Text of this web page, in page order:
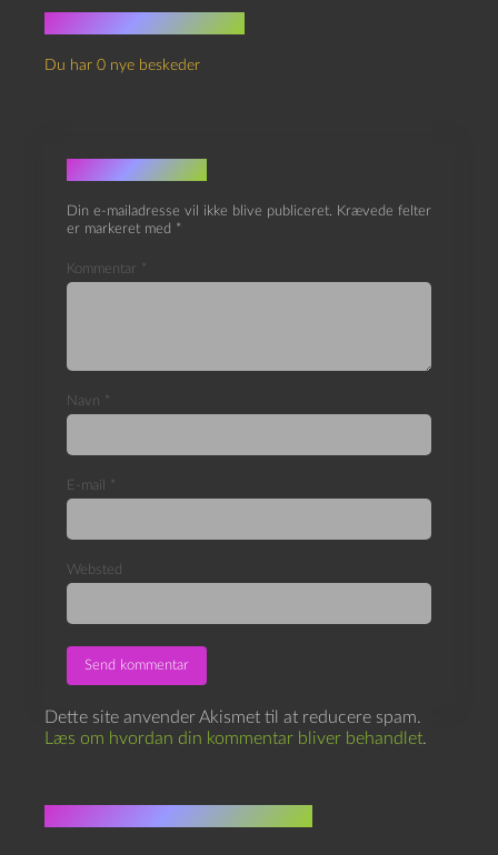
Du har 0 nye beskeder
Skriv et svar
Din e-mailadresse vil ikke blive publiceret. Krævede felter
er markeret med *
Kommentar *
Navn *
E-mail *
Websted
Dette site anvender Akismet til at reducere spam.
Læs om hvordan din kommentar bliver behandlet.